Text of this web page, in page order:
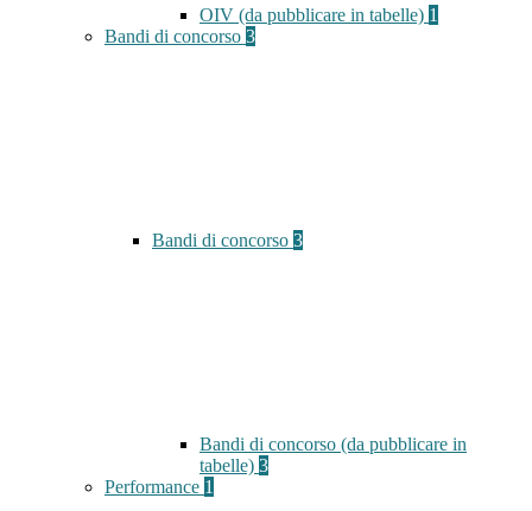
OIV (da pubblicare in tabelle) 1
Bandi di concorso 3
Bandi di concorso 3
Bandi di concorso (da pubblicare in
tabelle) 3
Performance 1